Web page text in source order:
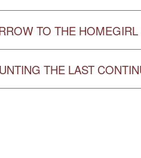
TO THE HOMEGIRL
THE LAST